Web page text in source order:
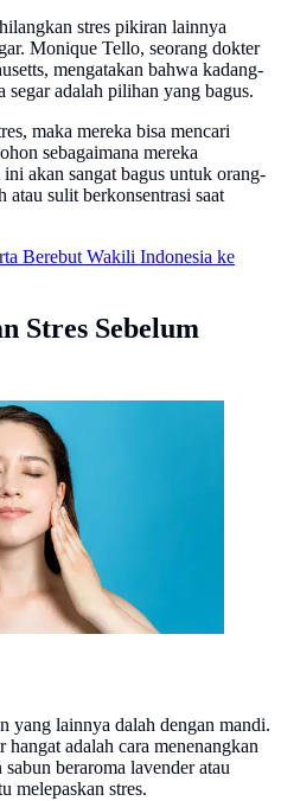
stres pikiran lainnya
Monique Tello, seorang dokter
mengatakan bahwa kadang-
adalah pilihan yang bagus.
maka mereka bisa mencari
sebagaimana mereka
akan sangat bagus untuk orang-
atau sulit berkonsentrasi saat
Berebut Wakili Indonesia ke
Stres Sebelum
yang lainnya dalah dengan mandi.
adalah cara menenangkan
beraroma lavender atau
melepaskan stres.